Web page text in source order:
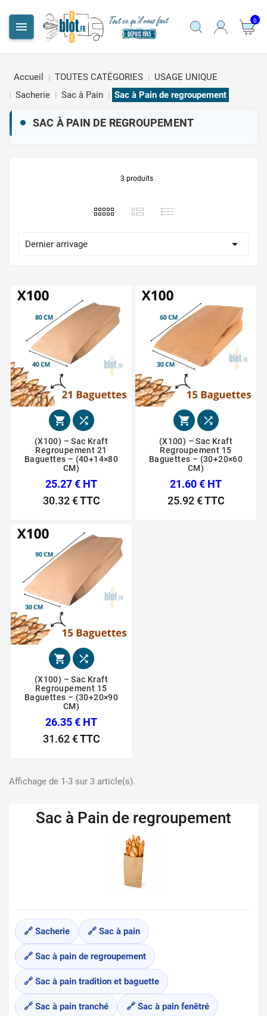
 0
Accueil TOUTES CATÉGORIES
USAGE UNIQUE
Sacherie
Sac à Pain Sac à Pain de regroupement
SAC À PAIN DE REGROUPEMENT
3 produits
Dernier arrivage 
 
(X100) – Sac Kraft
Regroupement 21
Baguettes – (40+14×80
CM)
25.27 € HT
30.32 €TTC
 
(X100) – Sac Kraft
Regroupement 15
Baguettes – (30+20×60
CM)
21.60 € HT
25.92 €TTC
 
(X100) – Sac Kraft
Regroupement 15
Baguettes – (30+20×90
CM)
26.35 € HT
31.62 €TTC
Affichage de 1-3 sur 3 article(s).
Sac à Pain de regroupement
🔗 Sacherie 🔗 Sac à pain
🔗 Sac à pain de regroupement
🔗 Sac à pain tradition et baguette
🔗 Sac à pain tranché 🔗 Sac à pain fenêtré